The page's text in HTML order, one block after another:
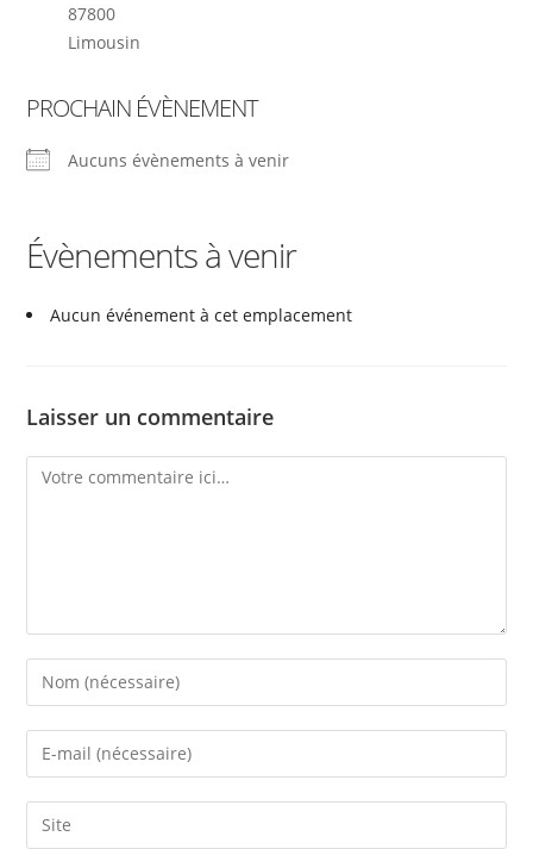
87800
Limousin
PROCHAIN ÉVÈNEMENT
Aucuns évènements à venir
Évènements à venir
Aucun événement à cet emplacement
Laisser un commentaire